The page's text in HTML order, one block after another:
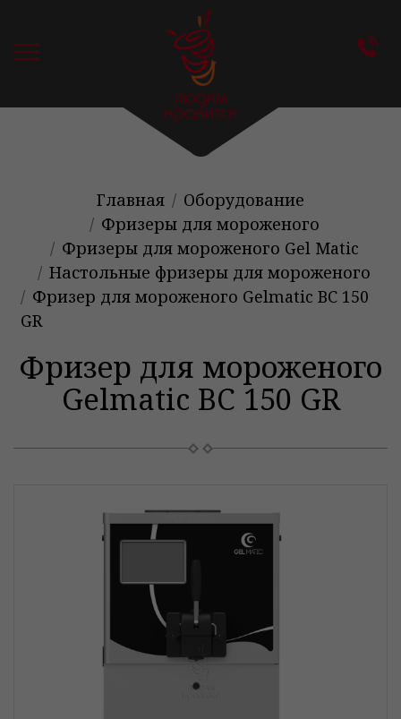
Главная
Оборудование
Фризеры для мороженого
Фризеры для мороженого Gel Matic
Настольные фризеры для мороженого
Фризер для мороженого Gelmatic BC 150
GR
Фризер для мороженого
Gelmatic BC 150 GR